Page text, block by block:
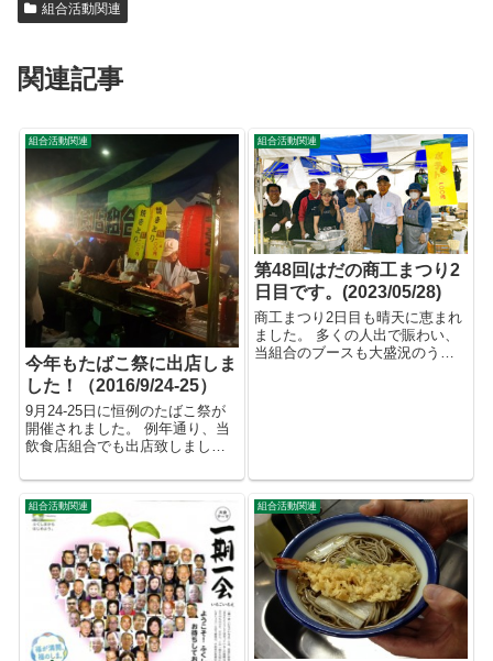
組合活動関連
関連記事
組合活動関連
今年もたばこ祭に出店しま
した！（2016/9/24-25）
9月24-25日に恒例のたばこ祭が
開催されました。 例年通り、当
飲食店組合でも出店致しまし
りましたが夕方からは雨も上が
り 二日目はこの時期にしては暑
いくらいの晴天で例年以上の盛
り上がりでした。 ご協力...
組合活動関連
第48回はだの商工まつり2
日目です。(2023/05/28)
商工まつり2日目も晴天に恵まれ
ました。 多くの人出で賑わい、
当組合のブースも大盛況のうち
組合活動関連 組合活動関連